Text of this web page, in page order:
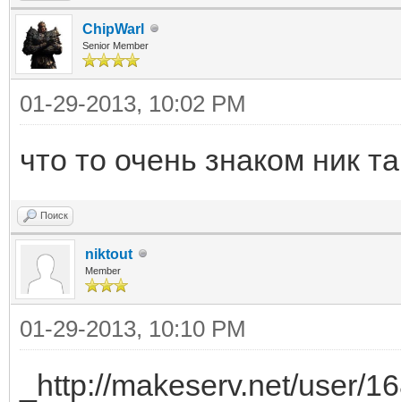
ChipWarl
Senior Member
01-29-2013, 10:02 PM
что то очень знаком ник
Поиск
niktout
Member
01-29-2013, 10:10 PM
_http://makeserv.net/user/